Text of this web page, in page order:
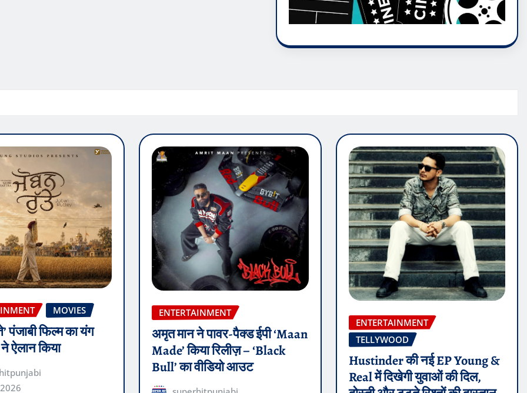
MOVIES
पंजाबी फिल्म का यंग
ऐलान किया
ENTERTAINMENT
अमृत मान ने पावर-पैक्ड ईपी ‘Maan
Made’ किया रिलीज़ – ‘Black
Bull’ का वीडियो आउट
ENTERTAINMENT
TELLYWOOD
Hustinder की नई EP Young &
Real में दिखेगी युवाओं की दिल,